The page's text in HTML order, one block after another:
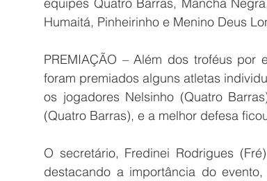
equipes Quatro Barras, Mancha
Humaitá, Pinheirinho e Menino Deus
PREMIAÇÃO – Além dos troféus
foram premiados alguns atletas
os jogadores Nelsinho (Quatro
(Quatro Barras), e a melhor defesa
O secretário, Fredinei Rodrigues
destacando a importância do